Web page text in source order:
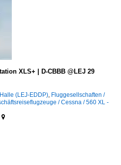
XLS+ | D-CBBB @LEJ 29
(LEJ-EDDP), Fluggesellschaften /
/ Cessna / 560 XL -
